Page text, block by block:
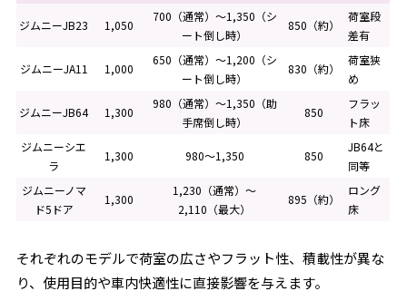
ジムニーJB23 1,050
700（通常）～1,350（シ
ート倒し時）
850（約）
荷室段
差有
ジムニーJA11 1,000
650（通常）～1,200（シ
ート倒し時）
830（約）
荷室狭
め
ジムニーJB64 1,300
980（通常）～1,350（助
手席倒し時）
850
フラッ
ト床
ジムニーシエ
ラ
1,300 980～1,350 850
JB64と
同等
ジムニーノマ
ド5ドア
1,300
1,230（通常）～
2,110（最大）
895（約）
ロング
床
それぞれのモデルで荷室の広さやフラット性、積載性が異な
り、使用目的や車内快適性に直接影響を与えます。